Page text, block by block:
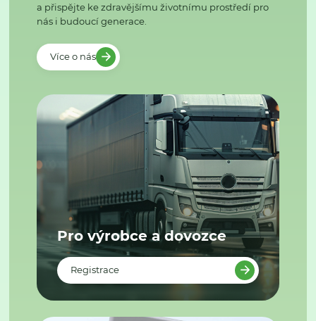
a přispějte ke zdravějšímu životnímu prostředí pro
nás i budoucí generace.
Více o nás
Pro výrobce a dovozce
Registrace